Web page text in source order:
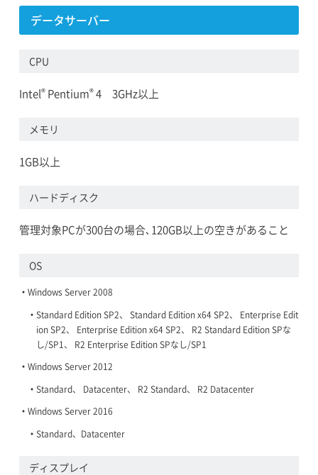
データサーバー
CPU
Intel®Pentium®4 3GHz以上
メモリ
1GB以上
ハードディスク
管理対象PCが300台の場合､120GB以上の空きがあること
OS
Windows Server 2008
Standard Edition SP2、 Standard Edition x64 SP2、 Enterprise Edit
ion SP2、 Enterprise Edition x64 SP2、 R2 Standard Edition SPな
し/SP1、 R2 Enterprise Edition SPなし/SP1
Windows Server 2012
Standard、 Datacenter、 R2 Standard、 R2 Datacenter
Windows Server 2016
Standard、Datacenter
ディスプレイ